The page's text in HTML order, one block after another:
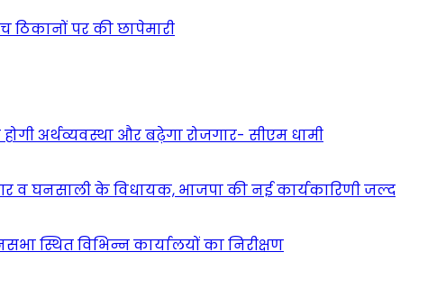
पर की छापेमारी
अर्थव्यवस्था और बढ़ेगा रोजगार- सीएम धामी
व घनसाली के विधायक, भाजपा की नई कार्यकारिणी जल्द
स्थित विभिन्न कार्यालयों का निरीक्षण